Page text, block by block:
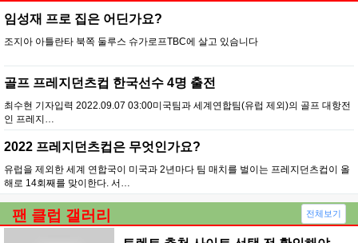
임성재 프로 집은 어딘가요?
조지아 아틀란타 북쪽 둘루스 슈가로프TBC에 살고 있슴니다
골프 프레지던츠컵 한국선수 4명 출전
최수현 기자입력 2022.09.07 03:00미국팀과 세계연합팀(유럽 제외)의 골프 대항전
인 프레지…
2022 프레지던츠컵은 무엇인가요?
유럽을 제외한 세계 연합국이 미국과 2년마다 팀 매치를 벌이는 프레지던츠컵이 올
해로 14회째를 맞이한다. 서…
팬 클럽 갤러리 전체보기